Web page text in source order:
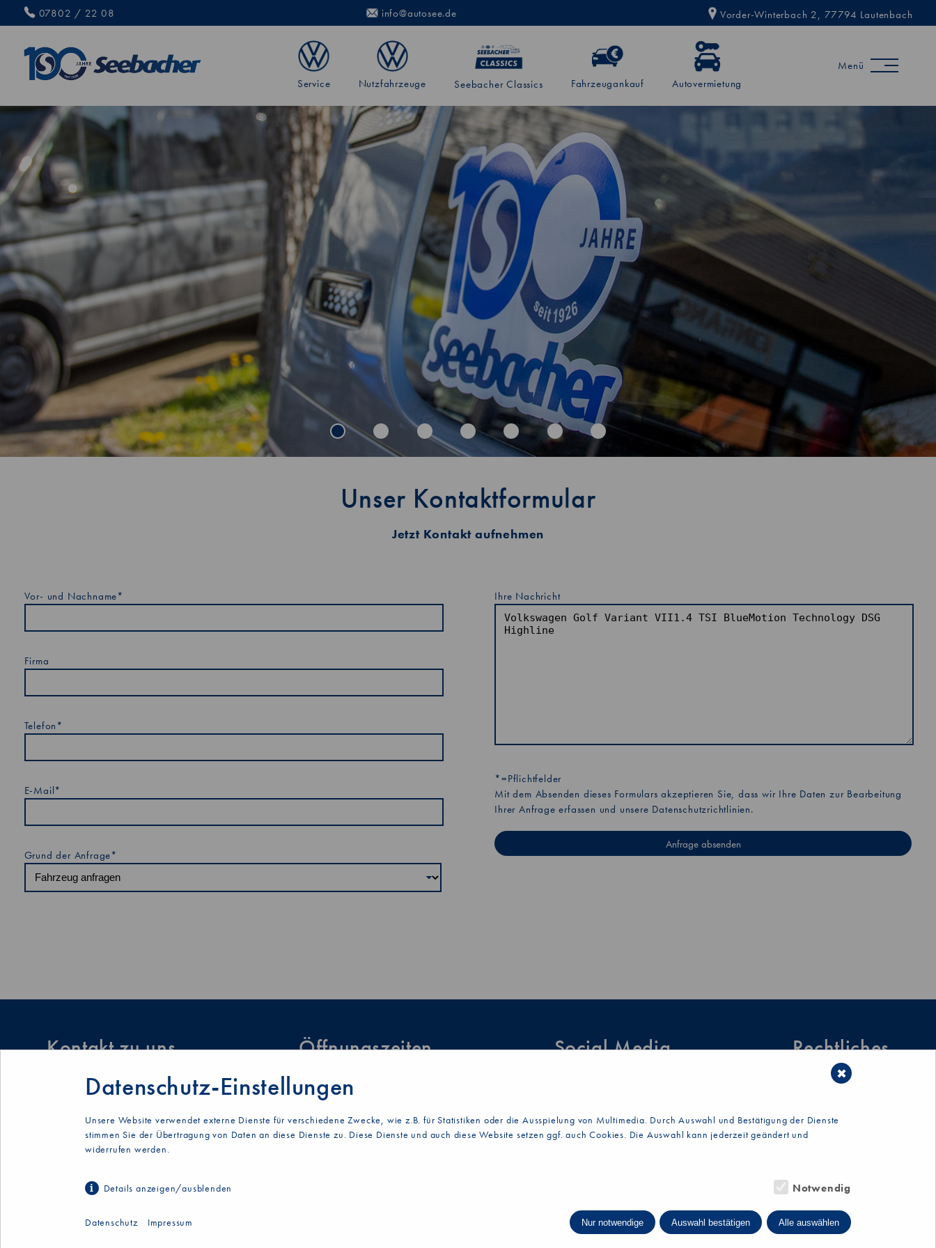
07802 / 22 08 info@autosee.de Vorder-Winterbach 2, 77794 Lautenbach
Service Nutzfahrzeuge Seebacher Classics Fahrzeugankauf Autovermietung
Menü
Unser Kontaktformular
Jetzt Kontakt aufnehmen
Vor- und Nachname*
Firma
Telefon*
E-Mail*
Grund der Anfrage*
Ihre Nachricht
*=Pflichtfelder
Mit dem Absenden dieses Formulars akzeptieren Sie, dass wir Ihre Daten zur Bearbeitung
Ihrer Anfrage erfassen und unsere Datenschutzrichtlinien.
Anfrage absenden
Kontakt zu uns
Autohaus Seebacher GmbH
Vorder-Winterbach 2
Telefon: (07802) 22 08
Telefax: (07802) 27 38
Öffnungszeiten
13:15 - 17:30 Uhr
Sa. 08:00 - 13:00 Uhr
Social Media Rechtliches
Impressum
Datenschutz-Einstellungen
Unsere Website verwendet externe Dienste für verschiedene Zwecke, wie z.B. für Statistiken oder die Ausspielung von Multimedia. Durch Auswahl und Bestätigung der Dienste
stimmen Sie der Übertragung von Daten an diese Dienste zu. Diese Dienste und auch diese Website setzen ggf. auch Cookies. Die Auswahl kann jederzeit geändert und
widerrufen werden.
Notwendig
Details anzeigen/ausblenden
Nur notwendige Auswahl bestätigen Alle auswählen
Datenschutz Impressum
✖